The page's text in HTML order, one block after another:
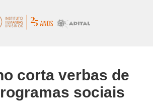
corta verbas de
sociais